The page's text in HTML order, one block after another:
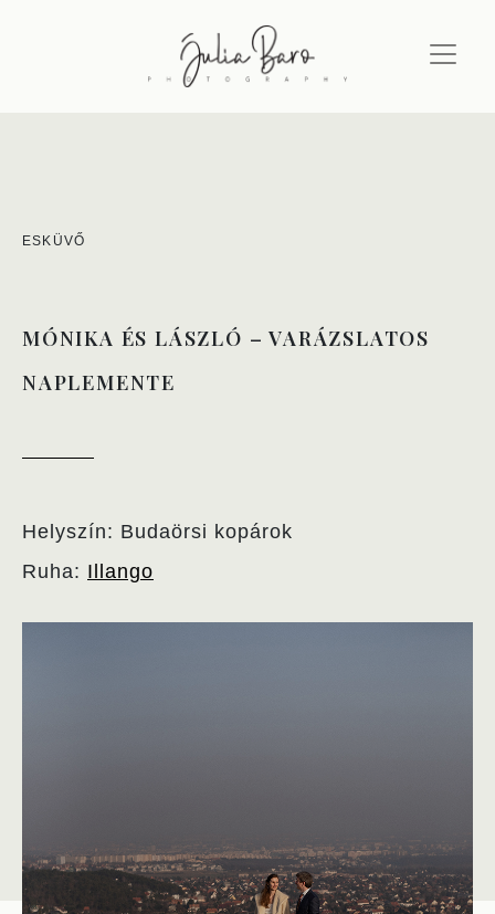
ESKÜVŐ
MÓNIKA ÉS LÁSZLÓ – VARÁZSLATOS
NAPLEMENTE
Helyszín: Budaörsi kopárok
Ruha: Illango